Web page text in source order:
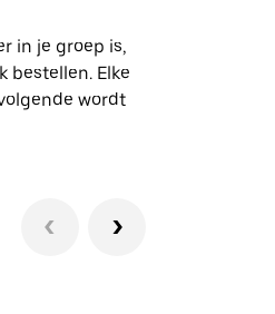
in je groep is,
bestellen. Elke
wordt